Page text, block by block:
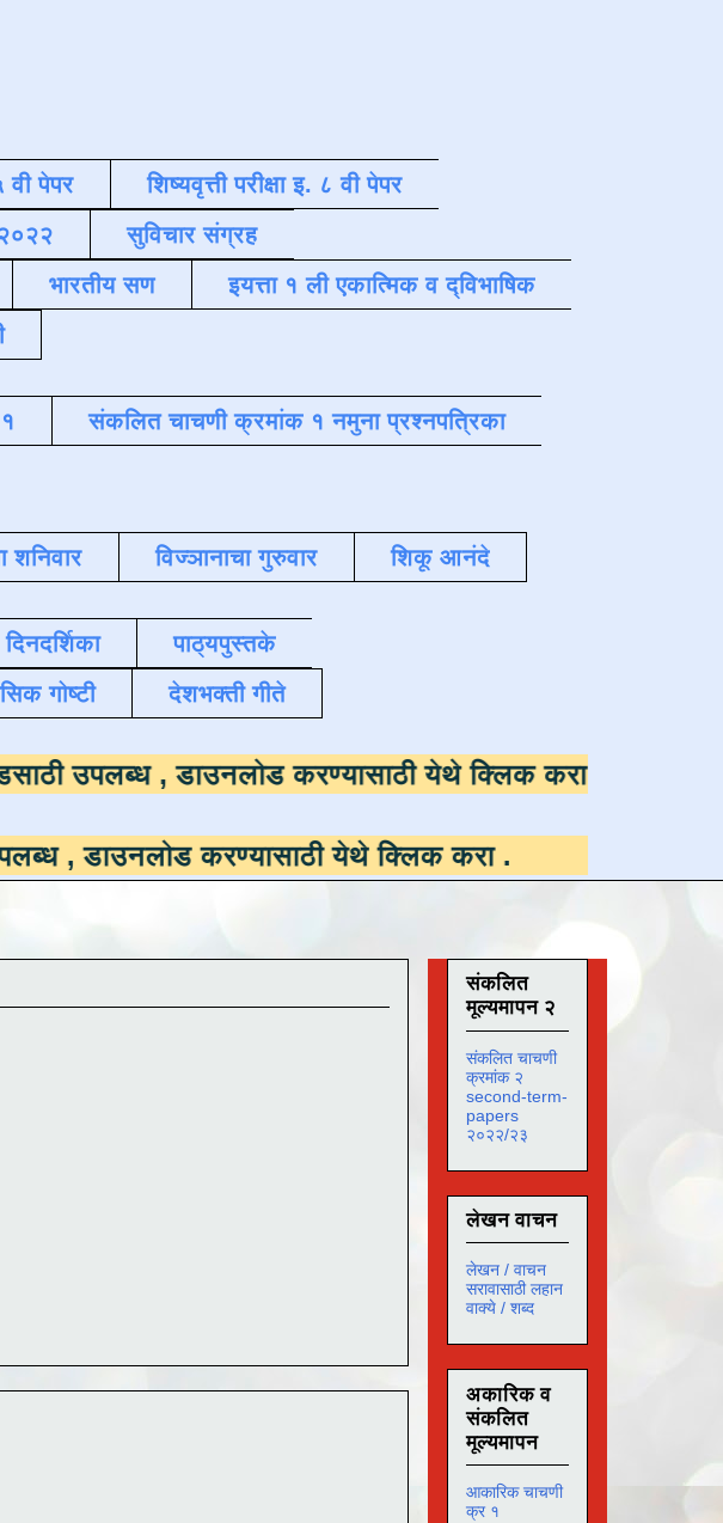
वी पेपर
शिष्यवृत्ती परीक्षा इ. ८ वी पेपर
सुविचार संग्रह
भारतीय सण
इयत्ता १ ली एकात्मिक व द्विभाषिक
संकलित चाचणी क्रमांक १ नमुना प्रश्नपत्रिका
शनिवार विज्ञानाचा गुरुवार शिकू आनंदे
पाठ्यपुस्तके
गोष्टी देशभक्ती गीते
डाउनलोडसाठी उपलब्ध ,डाउनलोड करण्यासाठी येथे क्लिक
करण्यासाठी येथे क्लिक करा.
संकलित
मूल्यमापन २
संकलित चाचणी
क्रमांक २
second-term-
papers
२०२२/२३
लेखन वाचन
लेखन / वाचन
सरावासाठी लहान
वाक्ये / शब्द
अकारिक व
संकलित
मूल्यमापन
आकारिक चाचणी
क्र १